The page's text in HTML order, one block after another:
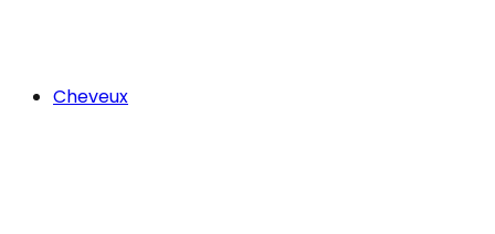
Cheveux